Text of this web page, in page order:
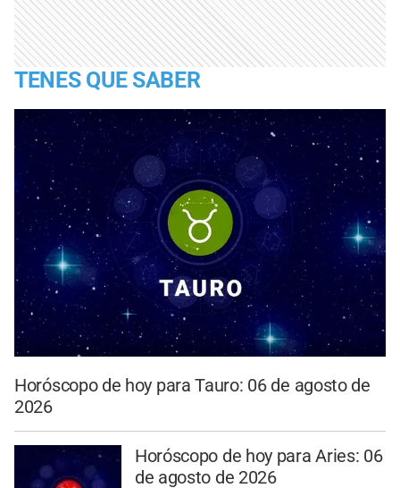
TENES QUE SABER
Horóscopo de hoy para Tauro: 06 de agosto de
2026
Horóscopo de hoy para Aries: 06
de agosto de 2026